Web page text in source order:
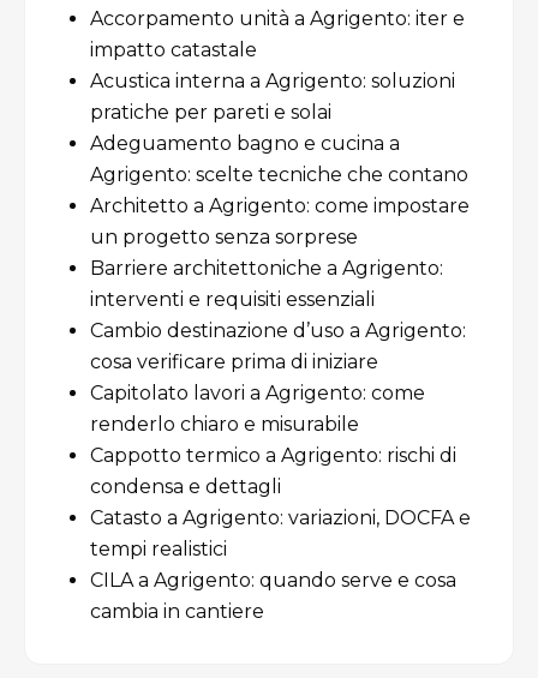
Accorpamento unità a Agrigento: iter e
impatto catastale
Acustica interna a Agrigento: soluzioni
pratiche per pareti e solai
Adeguamento bagno e cucina a
Agrigento: scelte tecniche che contano
Architetto a Agrigento: come impostare
un progetto senza sorprese
Barriere architettoniche a Agrigento:
interventi e requisiti essenziali
Cambio destinazione d’uso a Agrigento:
cosa verificare prima di iniziare
Capitolato lavori a Agrigento: come
renderlo chiaro e misurabile
Cappotto termico a Agrigento: rischi di
condensa e dettagli
Catasto a Agrigento: variazioni, DOCFA e
tempi realistici
CILA a Agrigento: quando serve e cosa
cambia in cantiere